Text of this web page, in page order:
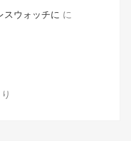
スウォッチに に